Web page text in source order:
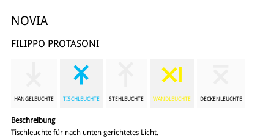
NOVIA
FILIPPO PROTASONI
HÄNGELEUCHTE TISCHLEUCHTE STEHLEUCHTE WANDLEUCHTE DECKENLEUCHTE
Beschreibung
Tischleuchte für nach unten gerichtetes Licht.